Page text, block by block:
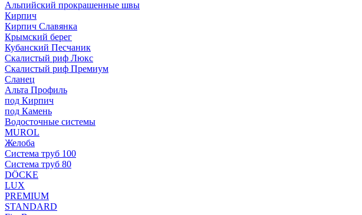
Альпийский прокрашенные швы
Кирпич
Кирпич Славянка
Крымский берег
Кубанский Песчаник
Скалистый риф Люкс
Скалистый риф Премиум
Сланец
Альта Профиль
под Кирпич
под Камень
Водосточные системы
MUROL
Желоба
Система труб 100
Система труб 80
DÖCKE
LUX
PREMIUM
STANDARD